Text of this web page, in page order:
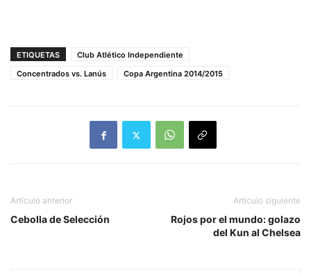
ETIQUETAS
Club Atlético Independiente
Concentrados vs. Lanús
Copa Argentina 2014/2015
Artículo anterior
Cebolla de Selección
Artículo siguiente
Rojos por el mundo: golazo
del Kun al Chelsea